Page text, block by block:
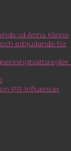
vd Anna Kleine
erbjudande för
PR Influencer